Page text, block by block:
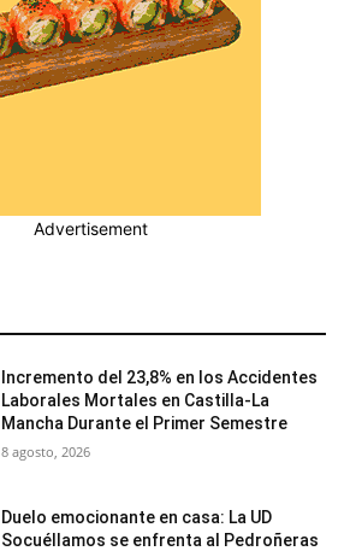
Incremento del 23,8% en los Accidentes
Laborales Mortales en Castilla-La
Mancha Durante el Primer Semestre
8 agosto, 2026
Duelo emocionante en casa: La UD
Socuéllamos se enfrenta al Pedroñeras